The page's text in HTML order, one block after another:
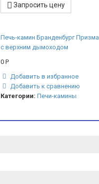
Запросить цену
Печь-камин Бранденбург Призма
с верхним дымоходом
0 Р
Добавить в избранное
Добавить к сравнению
Категории: Печи-камины